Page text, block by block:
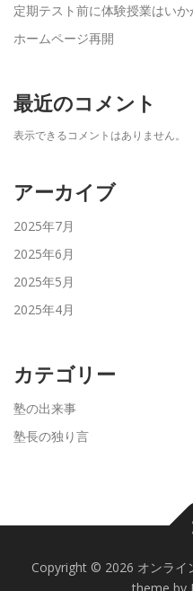
定期テスト前に体験授業はいか
ホームページ再開
最近のコメント
表示できるコメントはありません。
アーカイブ
2025年7月
2025年6月
2025年5月
2025年4月
カテゴリー
塾の出来事
塾長の独り言
Copyright © 2026 オンライ